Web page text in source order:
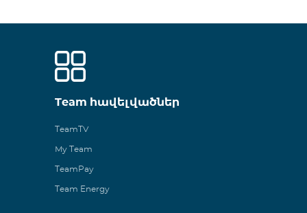
Team հավելվածներ
TeamTV
My Team
TeamPay
Team Energy